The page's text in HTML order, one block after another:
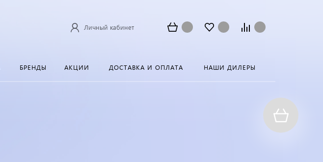
Личный кабинет
БРЕНДЫ АКЦИИ ДОСТАВКА И ОПЛАТА НАШИ ДИЛЕРЫ